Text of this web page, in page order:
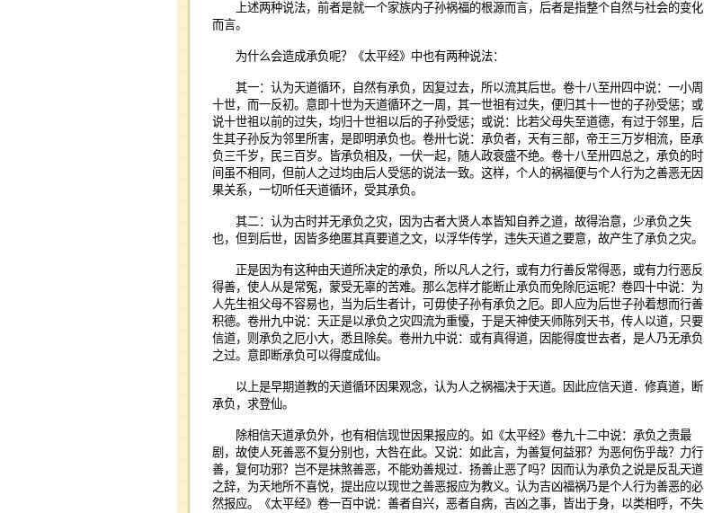
上述两种说法，前者是就一个家族内子孙祸福的根源而言，后者是指整个自然与社会的变化
而言。
为什么会造成承负呢？《太平经》中也有两种说法：
其一：认为天道循环，自然有承负，因复过去，所以流其后世。卷十八至卅四中说：一小周
十世，而一反初。意即十世为天道循环之一周，其一世祖有过失，便归其十一世的子孙受惩；或
说十世祖以前的过失，均归十世祖以后的子孙受惩；或说：比若父母失至道德，有过于邻里，后
生其子孙反为邻里所害，是即明承负也。卷卅七说：承负者，天有三部，帝王三万岁相流，臣承
负三千岁，民三百岁。皆承负相及，一伏一起，随人政衰盛不绝。卷十八至卅四总之，承负的时
间虽不相同，但前人之过均由后人受惩的说法一致。这样，个人的祸福便与个人行为之善恶无因
果关系，一切听任天道循环，受其承负。
其二：认为古时并无承负之灾，因为古者大贤人本皆知自养之道，故得治意，少承负之失
也，但到后世，因皆多绝匿其真要道之文，以浮华传学，违失天道之要意，故产生了承负之灾。
正是因为有这种由天道所决定的承负，所以凡人之行，或有力行善反常得恶，或有力行恶反
得善，使人从是常冤，蒙受无辜的苦难。那么怎样才能断止承负而免除厄运呢？卷四十中说：为
人先生祖父母不容易也，当为后生者计，可毋使子孙有承负之厄。即人应为后世子孙着想而行善
积德。卷卅九中说：天正是以承负之灾四流为重懮，于是天神使天师陈列天书，传人以道，只要
信道，则承负之厄小大，悉且除矣。卷卅九中说：或有真得道，因能得度世去者，是人乃无承负
之过。意即断承负可以得度成仙。
以上是早期道教的天道循环因果观念，认为人之祸福决于天道。因此应信天道．修真道，断
承负，求登仙。
除相信天道承负外，也有相信现世因果报应的。如《太平经》卷九十二中说：承负之责最
剧，故使人死善恶不复分别也，大咎在此。又说：如此言，为善复何益邪？为恶何伤乎哉？力行
善，复何功邪？岂不是抹煞善恶，不能劝善规过．扬善止恶了吗？因而认为承负之说是反乱天道
之辞，为天地所不喜悦，提出应以现世之善恶报应为教义。认为吉凶福祸乃是个人行为善恶的必
然报应。《太平经》卷一百中说：善者自兴，恶者自病，吉凶之事，皆出于身，以类相呼，不失